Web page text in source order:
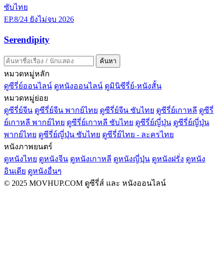
ซับไทย
EP.8/24 ยังไม่จบ 2026
Serendipity
ค้นหา
หมวดหมู่หลัก
ดูซีรี่ย์ออนไลน์ ดูหนังออนไลน์ ดูมินิซีรี่ย์-หนังสั้น
หมวดหมู่ย่อย
ดูซีรี่ย์จีน ดูซีรี่ย์จีน พากย์ไทย ดูซีรี่ย์จีน ซับไทย ดูซีรี่ย์เกาหลี ดูซีรี่
ย์เกาหลี พากย์ไทย ดูซีรี่ย์เกาหลี ซับไทย ดูซีรี่ย์ญี่ปุ่น ดูซีรี่ย์ญี่ปุ่น
พากย์ไทย ดูซีรี่ย์ญี่ปุ่น ซับไทย ดูซีรี่ย์ไทย - ละครไทย
หนังภาพยนตร์
ดูหนังไทย ดูหนังจีน ดูหนังเกาหลี ดูหนังญี่ปุ่น ดูหนังฝรั่ง ดูหนัง
อินเดีย ดูหนังอื่นๆ
© 2025 MOVHUP.COM ดูซีรี่ส์ และ หนังออนไลน์